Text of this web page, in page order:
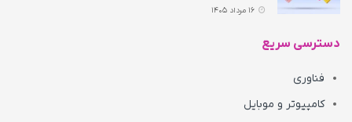
دسترسی سریع
فناوری
کامپیوتر و موبایل